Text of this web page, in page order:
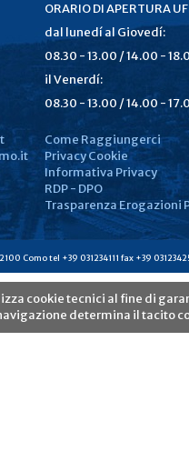
ORARIO DI APERTURA
dal lunedí al Giovedí:
08.30 - 13.00 / 14.00 -
il Venerdí:
08.30 - 13.00 / 14.00 -
Come Raggiungerci
Privacy Cookie
Informativa Privacy
RDP - DPO
Trasparenza Erogazioni
Como tel +39 031234111 fax +39
cookie tecnici al fine di
determina il tacito